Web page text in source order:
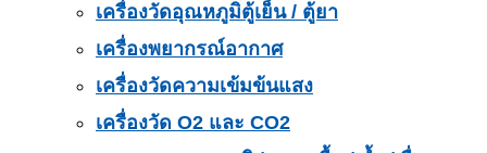
เครื่องวัดอุณหภูมิตู้เย็น / ตู้ยา
เครื่องพยากรณ์อากาศ
เครื่องวัดความเข้มข้นแสง
เครื่องวัด O2 และ CO2